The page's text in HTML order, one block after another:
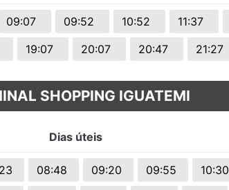
09:07 09:52 10:52 11:37
19:07 20:07 20:47 21:27
SHOPPING IGUATEMI
Dias úteis
08:48 09:20 09:55 10:30